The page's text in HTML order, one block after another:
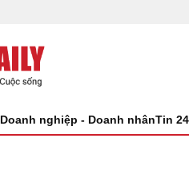
Doanh nghiệp - Doanh nhânTin